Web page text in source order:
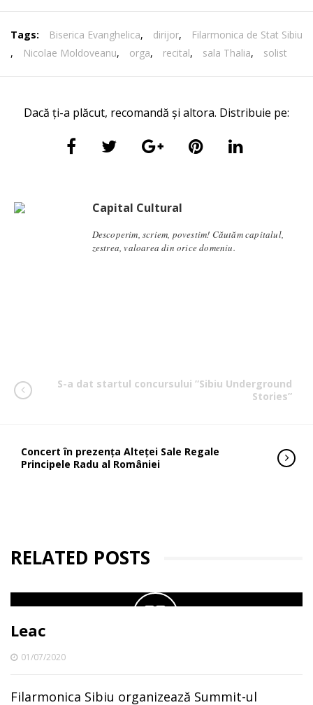
Tags: Biserica Evanghelica, dirijor,
Filarmonica de Stat Sibiu
,
Nicolae Moldoveanu, orga, recital, sala Thalia, solist
Dacă ți-a plăcut, recomandă și altora. Distribuie pe:
Capital Cultural
Descoperim, scriem, povestim! Căutăm capitalul,
zestrea, valoarea din orice domeniu.
S-a dat startul concursului ”Sibiu Underground
Stories”
Concert în prezența Alteţei Sale Regale
Principele Radu al României
RELATED POSTS
Leac
01/07/2020
Filarmonica Sibiu organizează Summit-ul